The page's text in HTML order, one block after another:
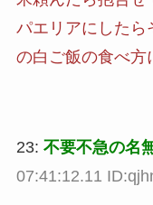
パエリアにしたら
の白ご飯の食べ方
23: 不要不急の名
07:41:12.11